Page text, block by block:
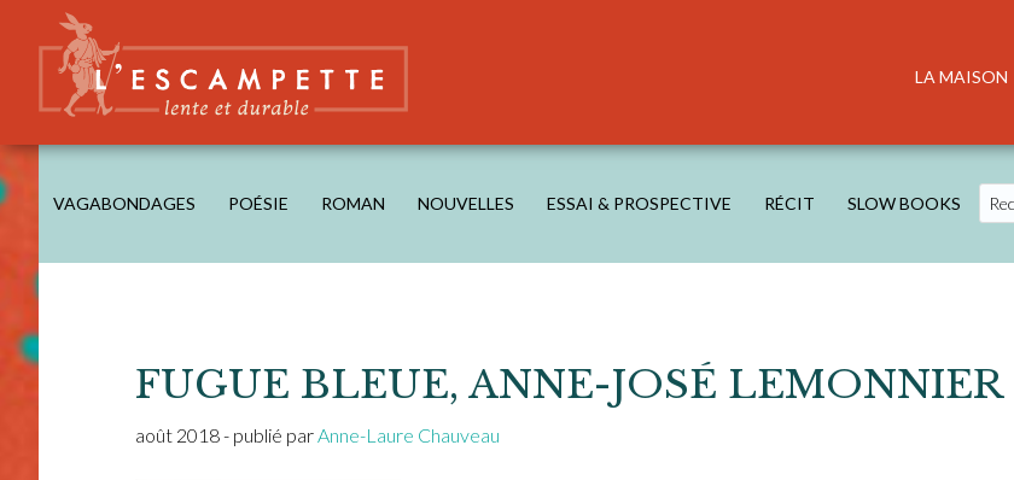
content
secondary
navigation
primary
sidebar
L'ESCAMPETTE
éditions lentes & durables
LA MAISON
VAGABONDAGES POÉSIE ROMAN NOUVELLES ESSAI & PROSPECTIVE RÉCIT SLOW BOOKS
FUGUE BLEUE, ANNE-JOSÉ LEMONNIER
août 2018- publié parAnne-Laure Chauveau